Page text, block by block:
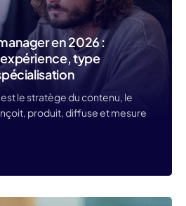
en 2026 :
type
le stratège du contenu, le
produit, diffuse et mesure